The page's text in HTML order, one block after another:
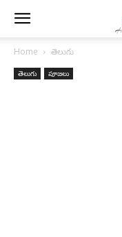
Home తెలుగు
తెలుగు పూజలు